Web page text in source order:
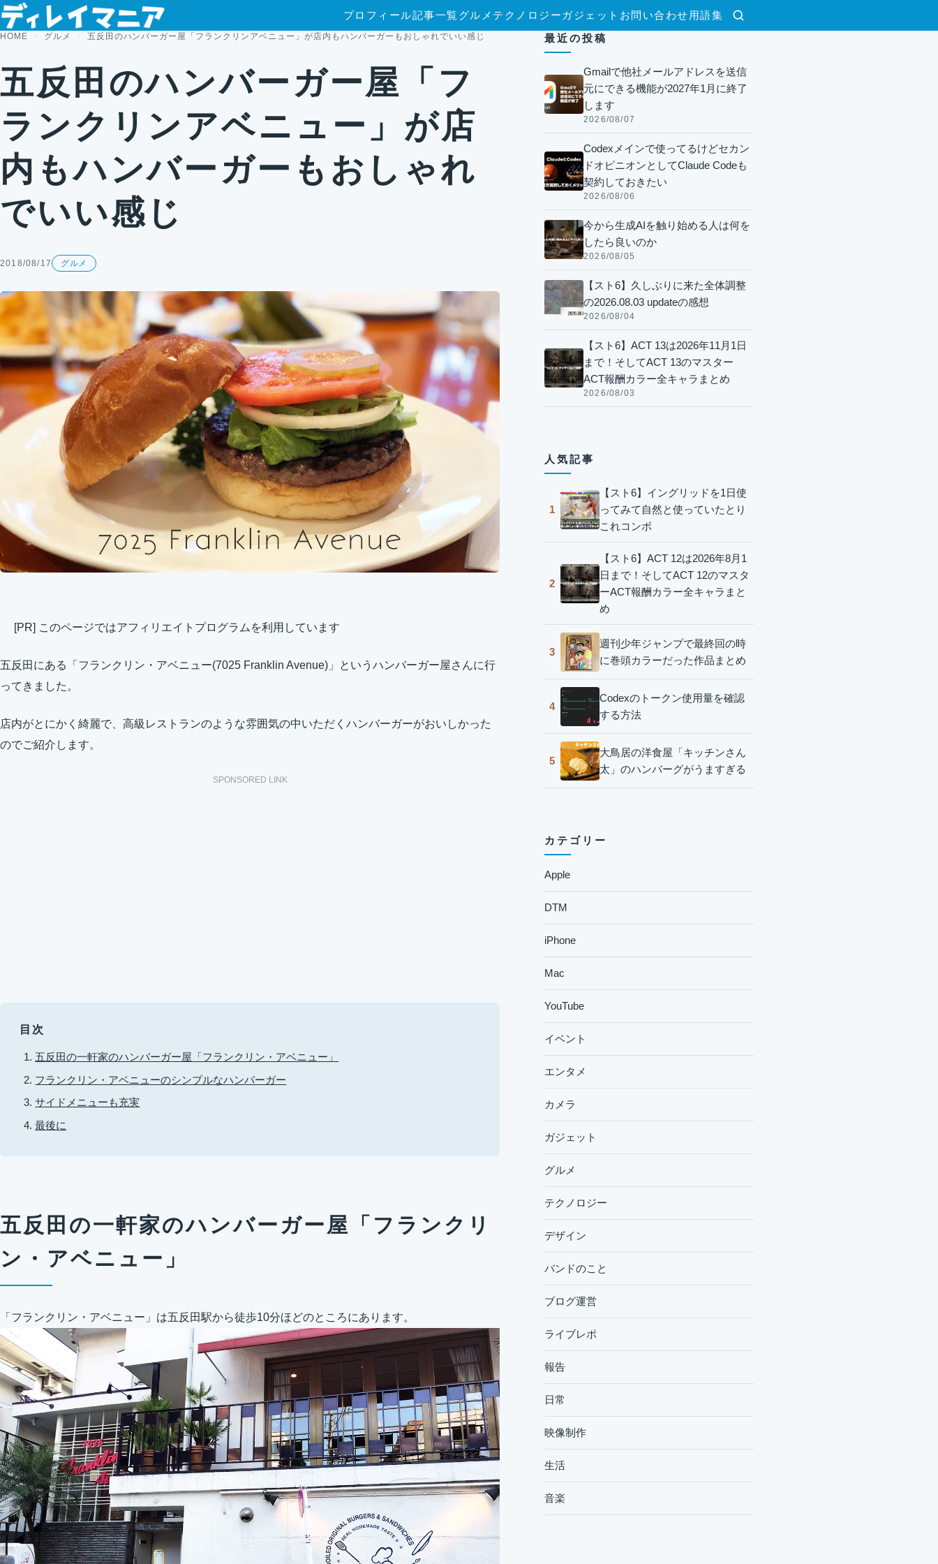
コンテンツへスキップ
検索
プロフィール記事一覧グルメ テクノロジー ガジェット お問い合わせ 用語集
HOME グルメ 五反田のハンバーガー屋「フランクリンアベニュー」が店内もハンバーガーもおしゃれでいい感じ
五反田のハンバーガー屋「フ
ランクリンアベニュー」が店
内もハンバーガーもおしゃれ
でいい感じ
2018/08/17 グルメ
[PR] このページではアフィリエイトプログラムを利用しています
五反田にある「フランクリン・アベニュー(7025 Franklin Avenue)」というハンバーガー屋さんに行
ってきました。
店内がとにかく綺麗で、高級レストランのような雰囲気の中いただくハンバーガーがおいしかった
のでご紹介します。
SPONSORED LINK
目次
五反田の一軒家のハンバーガー屋「フランクリン・アベニュー」
フランクリン・アベニューのシンプルなハンバーガー
サイドメニューも充実
最後に
五反田の一軒家のハンバーガー屋「フランクリ
ン・アベニュー」
「フランクリン・アベニュー」は五反田駅から徒歩10分ほどのところにあります。
最近の投稿
Gmailで他社メールアドレスを送信
元にできる機能が2027年1月に終了
します
2026/08/07
Codexメインで使ってるけどセカン
ドオピニオンとしてClaude Codeも
契約しておきたい
2026/08/06
今から生成AIを触り始める人は何を
したら良いのか
2026/08/05
【スト6】久しぶりに来た全体調整
の2026.08.03 updateの感想
2026/08/04
【スト6】ACT 13は2026年11月1日
まで！そしてACT 13のマスター
ACT報酬カラー全キャラまとめ
2026/08/03
人気記事
1
【スト6】イングリッドを1日使
ってみて自然と使っていたとり
これコンボ
2
【スト6】ACT 12は2026年8月1
日まで！そしてACT 12のマスタ
ーACT報酬カラー全キャラまと
め
3
週刊少年ジャンプで最終回の時
に巻頭カラーだった作品まとめ
4
Codexのトークン使用量を確認
する方法
5
大鳥居の洋食屋「キッチンさん
太」のハンバーグがうますぎる
カテゴリー
Apple
DTM
iPhone
Mac
YouTube
イベント
エンタメ
カメラ
ガジェット
グルメ
テクノロジー
デザイン
バンドのこと
ブログ運営
ライブレポ
報告
日常
映像制作
生活
音楽